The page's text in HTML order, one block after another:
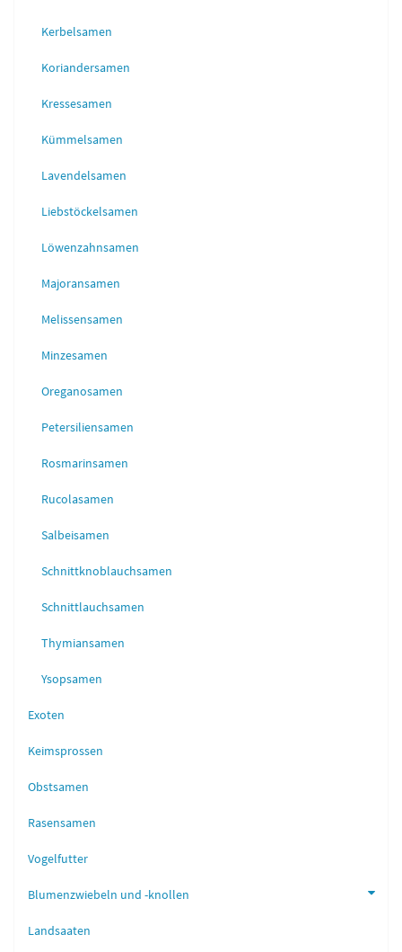
Kerbelsamen
Koriandersamen
Kressesamen
Kümmelsamen
Lavendelsamen
Liebstöckelsamen
Löwenzahnsamen
Majoransamen
Melissensamen
Minzesamen
Oreganosamen
Petersiliensamen
Rosmarinsamen
Rucolasamen
Salbeisamen
Schnittknoblauchsamen
Schnittlauchsamen
Thymiansamen
Ysopsamen
Exoten
Keimsprossen
Obstsamen
Rasensamen
Vogelfutter
Blumenzwiebeln und -knollen
Landsaaten